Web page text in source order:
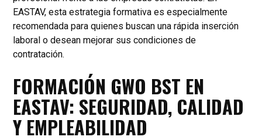
EASTAV, esta estrategia formativa es especialmente
recomendada para quienes buscan una rápida inserción
laboral o desean mejorar sus condiciones de
contratación.
FORMACIÓN GWO BST EN
EASTAV: SEGURIDAD, CALIDAD
Y EMPLEABILIDAD